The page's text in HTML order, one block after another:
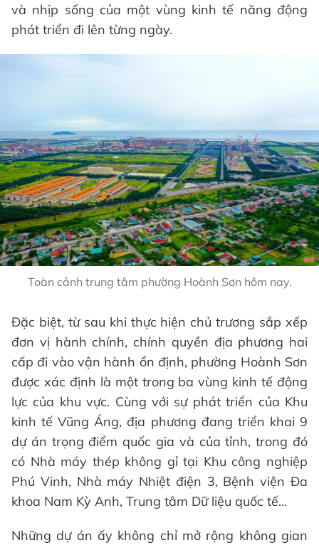
và nhịp sống của một vùng kinh tế năng động
phát triển đi lên từng ngày.
Toàn cảnh trung tâm phường Hoành Sơn hôm nay.
Đặc biệt, từ sau khi thực hiện chủ trương sắp xếp
đơn vị hành chính, chính quyền địa phương hai
cấp đi vào vận hành ổn định, phường Hoành Sơn
được xác định là một trong ba vùng kinh tế động
lực của khu vực. Cùng với sự phát triển của Khu
kinh tế Vũng Áng, địa phương đang triển khai 9
dự án trọng điểm quốc gia và của tỉnh, trong đó
có Nhà máy thép không gỉ tại Khu công nghiệp
Phú Vinh, Nhà máy Nhiệt điện 3, Bệnh viện Đa
khoa Nam Kỳ Anh, Trung tâm Dữ liệu quốc tế...
Những dự án ấy không chỉ mở rộng không gian